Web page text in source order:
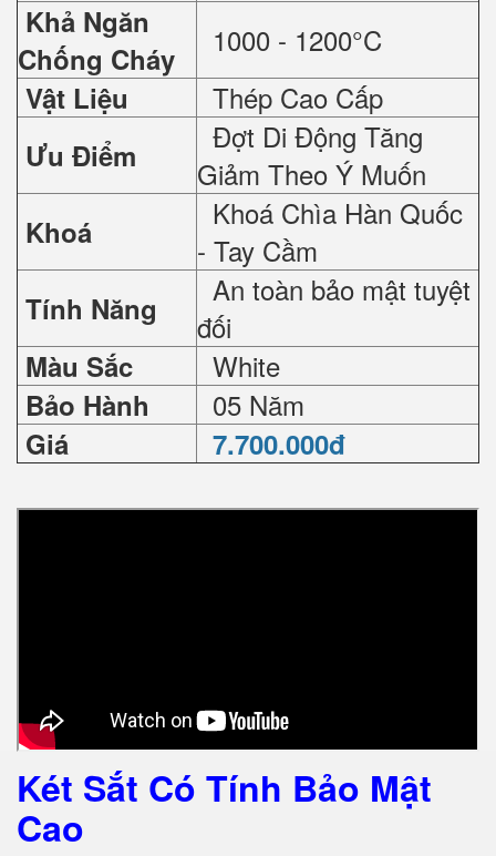
Khả Ngăn
Chống Cháy
1000 - 1200°C
Vật Liệu Thép Cao Cấp
Ưu Điểm
Đợt Di Động Tăng
Giảm Theo Ý Muốn
Khoá
Khoá Chìa Hàn Quốc
- Tay Cầm
Tính Năng
An toàn bảo mật tuyệt
đối
Màu Sắc White
Bảo Hành 05 Năm
Giá 7.700.000đ
Két Sắt Có Tính Bảo Mật
Cao